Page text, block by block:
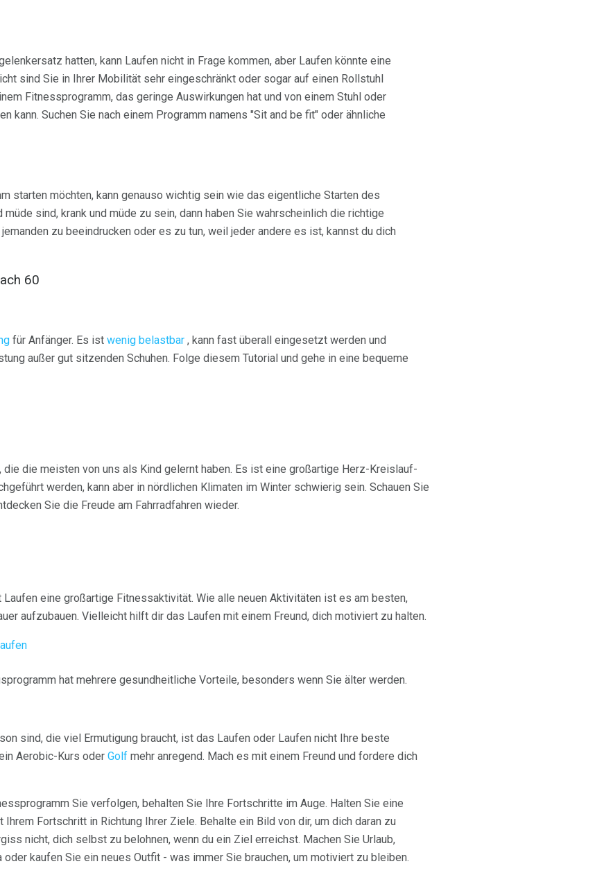
hatten, kann Laufen nicht in Frage kommen, aber Laufen könnte eine
sind Sie in Ihrer Mobilität sehr eingeschränkt oder sogar auf einen Rollstuhl
Fitnessprogramm, das geringe Auswirkungen hat und von einem Stuhl oder
kann. Suchen Sie nach einem Programm namens "Sit and be fit" oder ähnliche
starten möchten, kann genauso wichtig sein wie das eigentliche Starten des
müde sind, krank und müde zu sein, dann haben Sie wahrscheinlich die richtige
zu beeindrucken oder es zu tun, weil jeder andere es ist, kannst du dich
60
für Anfänger. Es ist wenig belastbar , kann fast überall eingesetzt werden und
außer gut sitzenden Schuhen. Folge diesem Tutorial und gehe in eine bequeme
die die meisten von uns als Kind gelernt haben. Es ist eine großartige Herz-Kreislauf-
werden, kann aber in nördlichen Klimaten im Winter schwierig sein. Schauen Sie
Sie die Freude am Fahrradfahren wieder.
Laufen eine großartige Fitnessaktivität. Wie alle neuen Aktivitäten ist es am besten,
aufzubauen. Vielleicht hilft dir das Laufen mit einem Freund, dich motiviert zu halten.
hat mehrere gesundheitliche Vorteile, besonders wenn Sie älter werden.
sind, die viel Ermutigung braucht, ist das Laufen oder Laufen nicht Ihre beste
Aerobic-Kurs oder Golf mehr anregend. Mach es mit einem Freund und fordere dich
Sie verfolgen, behalten Sie Ihre Fortschritte im Auge. Halten Sie eine
Fortschritt in Richtung Ihrer Ziele. Behalte ein Bild von dir, um dich daran zu
nicht, dich selbst zu belohnen, wenn du ein Ziel erreichst. Machen Sie Urlaub,
oder kaufen Sie ein neues Outfit - was immer Sie brauchen, um motiviert zu bleiben.